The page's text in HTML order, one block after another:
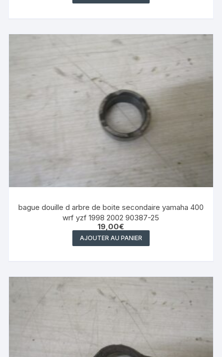
bague douille d arbre de boite secondaire yamaha 400
wrf yzf 1998 2002 90387-25
19,00€
AJOUTER AU PANIER